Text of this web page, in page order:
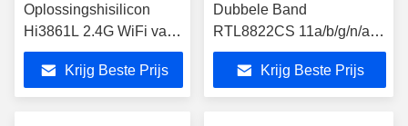
Oplossingshisilicon
Hi3861L 2.4G WiFi van
het Deurslot
Facultatieve Module
MCU
Krijg Beste Prijs
Dubbele Band
RTL8822CS 11a/b/g/n/ac
Bluetooth 4,2 de Module
van SDIO WifiKrijg Beste Prijs